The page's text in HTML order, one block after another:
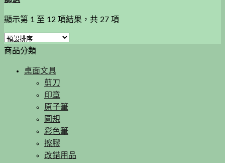
顯示第 1 至 12 項結果，共 27 項
商品分類
桌面文具
剪刀
印章
原子筆
圓規
彩色筆
擦膠
改錯用品